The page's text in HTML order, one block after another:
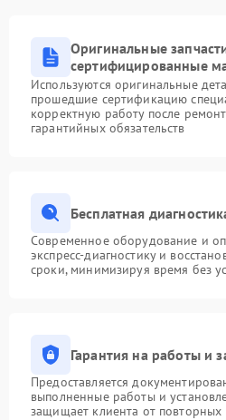
Оригинальные
сертифицированные
Используются оригинальные
прошедшие сертификацию
корректную работу после
гарантийных обязательств
Бесплатная
Современное оборудование и
экспресс-диагностику и
сроки, минимизируя время без
Гарантия на работы и
Предоставляется
выполненные работы и
защищает клиента от повторных